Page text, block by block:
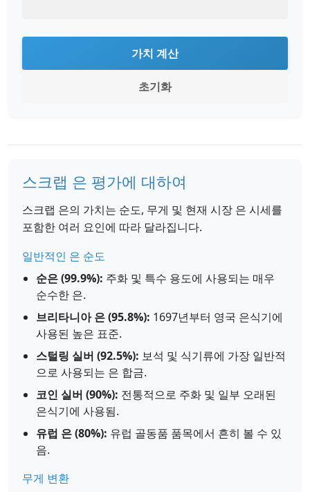
가치 계산
초기화
스크랩 은 평가에 대하여
스크랩 은의 가치는 순도, 무게 및 현재 시장 은 시세를
포함한 여러 요인에 따라 달라집니다.
일반적인 은 순도
순은 (99.9%): 주화 및 특수 용도에 사용되는 매우
순수한 은.
브리타니아 은 (95.8%): 1697년부터 영국 은식기에
사용된 높은 표준.
스털링 실버 (92.5%): 보석 및 식기류에 가장 일반적
으로 사용되는 은 합금.
코인 실버 (90%): 전통적으로 주화 및 일부 오래된
은식기에 사용됨.
유럽 은 (80%): 유럽 골동품 품목에서 흔히 볼 수 있
음.
무게 변환